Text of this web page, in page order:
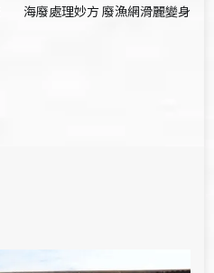
海廢處理妙方 廢漁網滑麗變身